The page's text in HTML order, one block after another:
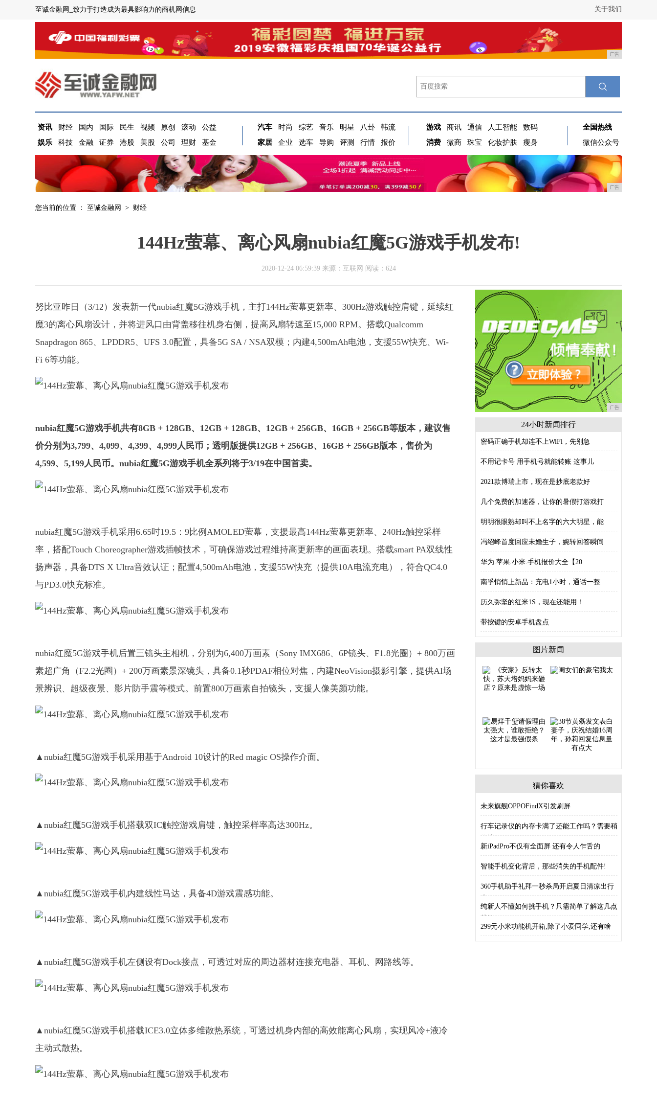
关于我们
至诚金融网_致力于打造成为最具影响力的商机网信息
广告
资讯 财经 国内 国际 民生 视频 原创 滚动
公益
娱乐
科技 金融 证券 港股 美股 公司 理财 基金
汽车 时尚 综艺 音乐 明星 八卦
韩流
家居
企业 选车 导购 评测 行情 报价
游戏 商讯 通信 人工智能
数码
消费
微商 珠宝 化妆护肤 瘦身
全国热线
微信公众号
广告
您当前的位置 ： 至诚金融网 > 财经
144Hz萤幕、离心风扇nubia红魔5G游戏手机发布!
2020-12-24 06:59:39 来源：互联网 阅读：624
努比亚昨日（3/12）发表新一代nubia红魔5G游戏手机，主打144Hz萤幕更新率、300Hz游戏触控肩键，延续红
魔3的离心风扇设计，并将进风口由背盖移往机身右侧，提高风扇转速至15,000 RPM。搭载Qualcomm
Snapdragon 865、LPDDR5、UFS 3.0配置，具备5G SA / NSA双模；内建4,500mAh电池，支援55W快充、Wi-
Fi 6等功能。
nubia红魔5G游戏手机共有8GB + 128GB、12GB + 128GB、12GB + 256GB、16GB + 256GB等版本，建议售
价分别为3,799、4,099、4,399、4,999人民币；透明版提供12GB + 256GB、16GB + 256GB版本，售价为
4,599、5,199人民币。nubia红魔5G游戏手机全系列将于3/19在中国首卖。
nubia红魔5G游戏手机采用6.65吋19.5：9比例AMOLED萤幕，支援最高144Hz萤幕更新率、240Hz触控采样
率，搭配Touch Choreographer游戏插帧技术，可确保游戏过程维持高更新率的画面表现。搭载smart PA双线性
扬声器，具备DTS X Ultra音效认证；配置4,500mAh电池，支援55W快充（提供10A电流充电），符合QC4.0
与PD3.0快充标准。
nubia红魔5G游戏手机后置三镜头主相机，分别为6,400万画素（Sony IMX686、6P镜头、F1.8光圈）+ 800万画
素超广角（F2.2光圈）+ 200万画素景深镜头，具备0.1秒PDAF相位对焦，内建NeoVision摄影引擎，提供AI场
景辨识、超级夜景、影片防手震等模式。前置800万画素自拍镜头，支援人像美颜功能。
▲nubia红魔5G游戏手机采用基于Android 10设计的Red magic OS操作介面。
▲nubia红魔5G游戏手机搭载双IC触控游戏肩键，触控采样率高达300Hz。
▲nubia红魔5G游戏手机内建线性马达，具备4D游戏震感功能。
▲nubia红魔5G游戏手机左侧设有Dock接点，可透过对应的周边器材连接充电器、耳机、网路线等。
▲nubia红魔5G游戏手机搭载ICE3.0立体多维散热系统，可透过机身内部的高效能离心风扇，实现风冷+液冷
主动式散热。
广告
24小时新闻排行
密码正确手机却连不上WiFi，先别急
不用记卡号 用手机号就能转账 这事儿
2021款博瑞上市，现在是抄底老款好
几个免费的加速器，让你的暑假打游戏打
明明很眼熟却叫不上名字的六大明星，能
冯绍峰首度回应未婚生子，婉转回答瞬间
华为.苹果.小米.手机报价大全【20
南孚悄悄上新品：充电1小时，通话一整
历久弥坚的红米1S，现在还能用！
带按键的安卓手机盘点
图片新闻
猜你喜欢
未来旗舰OPPOFindX引发刷屏
行车记录仪的内存卡满了还能工作吗？需要稍
作清
新iPadPro不仅有全面屏 还有令人乍舌的
智能手机变化背后，那些消失的手机配件!
360手机助手礼拜一秒杀局开启夏日清凉出行
生
纯新人不懂如何挑手机？只需简单了解这几点
就够
299元小米功能机开箱,除了小爱同学,还有啥